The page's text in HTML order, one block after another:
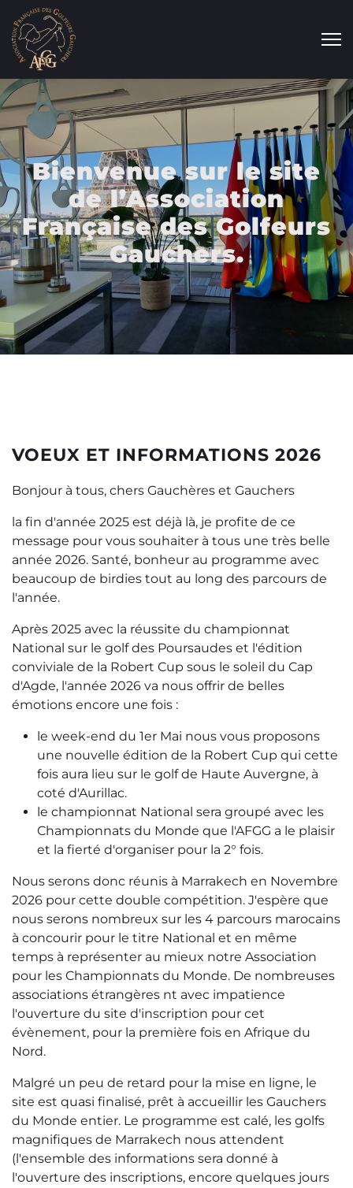
Bienvenue sur le site
de l’Association
Française des Golfeurs
Gauchers.
VOEUX ET INFORMATIONS 2026
Bonjour à tous, chers Gauchères et Gauchers
la fin d'année 2025 est déjà là, je profite de ce
message pour vous souhaiter à tous une très belle
année 2026. Santé, bonheur au programme avec
beaucoup de birdies tout au long des parcours de
l'année.
Après 2025 avec la réussite du championnat
National sur le golf des Poursaudes et l'édition
conviviale de la Robert Cup sous le soleil du Cap
d'Agde, l'année 2026 va nous offrir de belles
émotions encore une fois :
le week-end du 1er Mai nous vous proposons
une nouvelle édition de la Robert Cup qui cette
fois aura lieu sur le golf de Haute Auvergne, à
coté d'Aurillac.
le championnat National sera groupé avec les
Championnats du Monde que l'AFGG a le plaisir
et la fierté d'organiser pour la 2° fois.
Nous serons donc réunis à Marrakech en Novembre
2026 pour cette double compétition. J'espère que
nous serons nombreux sur les 4 parcours marocains
à concourir pour le titre National et en même
temps à représenter au mieux notre Association
pour les Championnats du Monde. De nombreuses
associations étrangères nt avec impatience
l'ouverture du site d'inscription pour cet
évènement, pour la première fois en Afrique du
Nord.
Malgré un peu de retard pour la mise en ligne, le
site est quasi finalisé, prêt à accueillir les Gauchers
du Monde entier. Le programme est calé, les golfs
magnifiques de Marrakech nous attendent
(l'ensemble des informations sera donné à
l'ouverture des inscriptions, encore quelques jours